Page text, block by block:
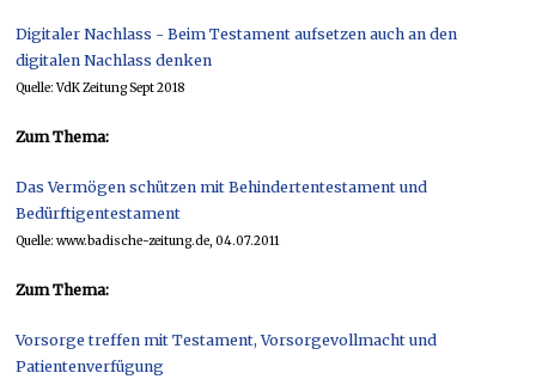
Digitaler Nachlass - Beim Testament aufsetzen auch an den
digitalen Nachlass denken
Quelle: VdK Zeitung Sept 2018
Zum Thema:
Das Vermögen schützen mit Behindertentestament und
Bedürftigentestament
Quelle: www.badische-zeitung.de, 04.07.2011
Zum Thema:
Vorsorge treffen mit Testament, Vorsorgevollmacht und
Patientenverfügung